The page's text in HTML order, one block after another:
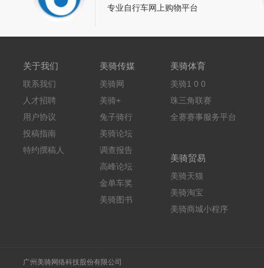
专业自行车网上购物平台
关于我们
联系我们
人才招聘
用户协议
投稿指南
特约撰稿人
美骑传媒
美骑网
美骑+
兔子骑行
美骑论坛
调查报告
高峰论坛
金单车奖
美骑图书
美骑体育
美骑1 0 0
珠三角联赛
全赛赛事服务平台
美骑贸易
美骑天猫
美骑淘宝
美骑商城小程序
广州美骑网络科技股份有限公司